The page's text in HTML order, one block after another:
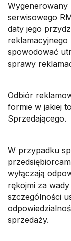
Wygenerowany
serwisowego
daty jego
reklamacyjnego
spowodować
sprawy
Odbiór
formie w jakiej
Sprzedającego.
W przypadku
wyłączają
rękojmi za
szczególności
sprzedaży.